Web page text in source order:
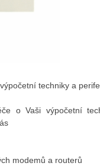
techniky a
o Vaši výpočetní
modemů a routerů